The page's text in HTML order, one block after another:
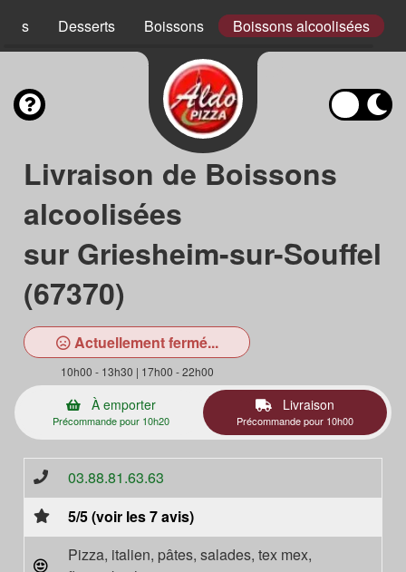
Desserts Boissons Boissons alcoolisées
Livraison de Boissons
alcoolisées
sur Griesheim-sur-Souffel
(67370)
Actuellement fermé...
10h00 - 13h30 | 17h00 - 22h00
À emporter
Précommande pour 10h20
Livraison
Précommande pour 10h00
03.88.81.63.63
5/5 (voir les 7 avis)
Pizza, italien, pâtes, salades, tex mex,